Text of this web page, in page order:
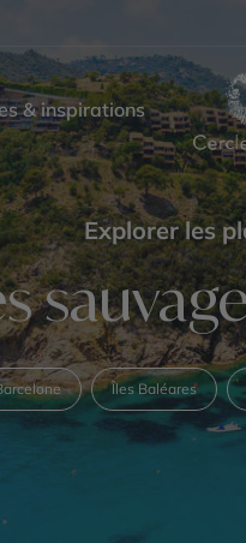
& inspirations
Explorer les
Îles Baléares